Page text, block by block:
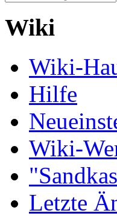
Wiki
Wiki-
Hilfe
Wiki-
Letzte